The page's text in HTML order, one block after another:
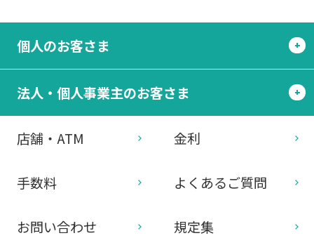
個人のお客さま
法人・個人事業主のお客さま
店舗・ATM 金利
手数料 よくあるご質問
お問い合わせ 規定集